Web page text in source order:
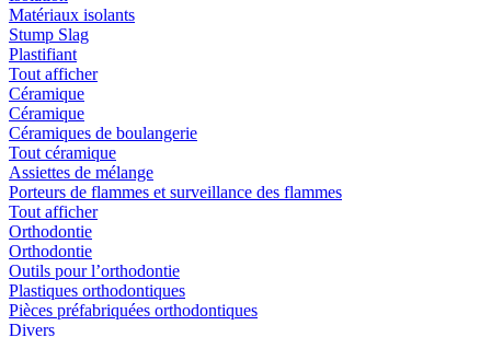
Matériaux isolants
Stump Slag
Plastifiant
Tout afficher
Céramique
Céramique
Céramiques de boulangerie
Tout céramique
Assiettes de mélange
Porteurs de flammes et surveillance des flammes
Tout afficher
Orthodontie
Orthodontie
Outils pour l’orthodontie
Plastiques orthodontiques
Pièces préfabriquées orthodontiques
Divers